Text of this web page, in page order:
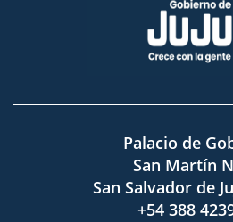
Palacio de
San Martín
San Salvador de
+54 388